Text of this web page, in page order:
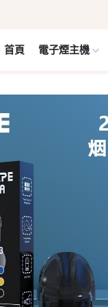
首頁 電子煙主機